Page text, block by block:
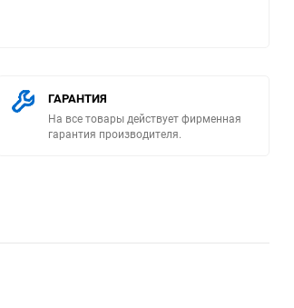
ГАРАНТИЯ
На все товары действует фирменная
гарантия производителя.